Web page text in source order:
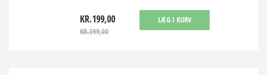
KR.199,00
KR.399,00
LÆG I KURV